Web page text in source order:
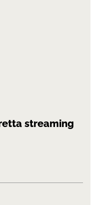
streaming